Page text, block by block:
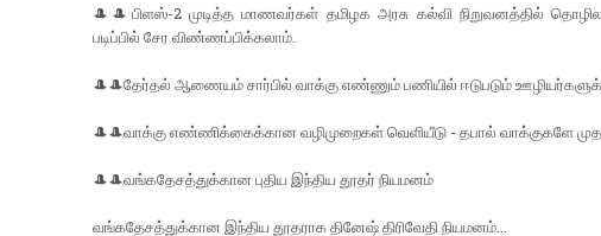
🎩🎩பிளஸ்-2 முடித்த மாணவர்கள் தமிழக அரசு கல்வி நிறுவனத்தில்
படிப்பில் சேர விண்ணப்பிக்கலாம்.
🎩🎩தேர்தல் ஆணையம் சார்பில் வாக்கு எண்ணும் பணியில் ஈடுபடும் ஊழியர்களுக்கு
🎩🎩வாக்கு எண்ணிக்கைக்கான வழிமுறைகள் வெளியீடு - தபால் வாக்குகளே
🎩🎩வங்கதேசத்துக்கான புதிய இந்திய தூதர் நியமனம்
வங்கதேசத்துக்கான இந்திய தூதராக தினேஷ் திரிவேதி நியமனம்...